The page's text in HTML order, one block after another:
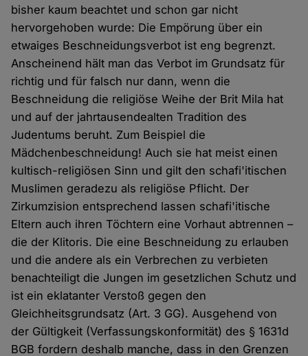
bisher kaum beachtet und schon gar nicht
hervorgehoben wurde: Die Empörung über ein
etwaiges Beschneidungsverbot ist eng begrenzt.
Anscheinend hält man das Verbot im Grundsatz für
richtig und für falsch nur dann, wenn die
Beschneidung die religiöse Weihe der Brit Mila hat
und auf der jahrtausendealten Tradition des
Judentums beruht. Zum Beispiel die
Mädchenbeschneidung! Auch sie hat meist einen
kultisch-religiösen Sinn und gilt den schafi'itischen
Muslimen geradezu als religiöse Pflicht. Der
Zirkumzision entsprechend lassen schafi'itische
Eltern auch ihren Töchtern eine Vorhaut abtrennen –
die der Klitoris. Die eine Beschneidung zu erlauben
und die andere als ein Verbrechen zu verbieten
benachteiligt die Jungen im gesetzlichen Schutz und
ist ein eklatanter Verstoß gegen den
Gleichheitsgrundsatz (Art. 3 GG). Ausgehend von
der Gültigkeit (Verfassungskonformität) des § 1631d
BGB fordern deshalb manche, dass in den Grenzen